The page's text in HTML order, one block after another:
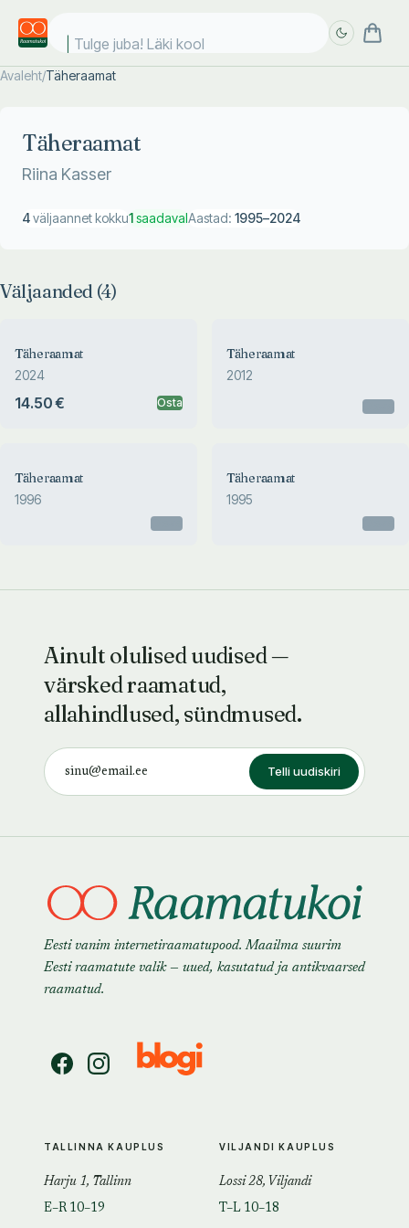
Tulge juba! Läki kooli
Avaleht/Täheraamat
Täheraamat
Riina Kasser
4väljaannet kokku1saadavalAastad: 1995–2024
Väljaanded (4)
Täheraamat
2024
14.50 € Osta
Täheraamat
2012
Täheraamat
1996
Täheraamat
1995
Ainult olulised uudised —
värsked raamatud,
allahindlused, sündmused.
Telli uudiskiri
Eesti vanim internetiraamatupood. Maailma suurim
Eesti raamatute valik — uued, kasutatud ja antikvaarsed
raamatud.
TALLINNA KAUPLUS
Harju 1, Tallinn
E–R 10–19
VILJANDI KAUPLUS
Lossi 28, Viljandi
T–L 10–18